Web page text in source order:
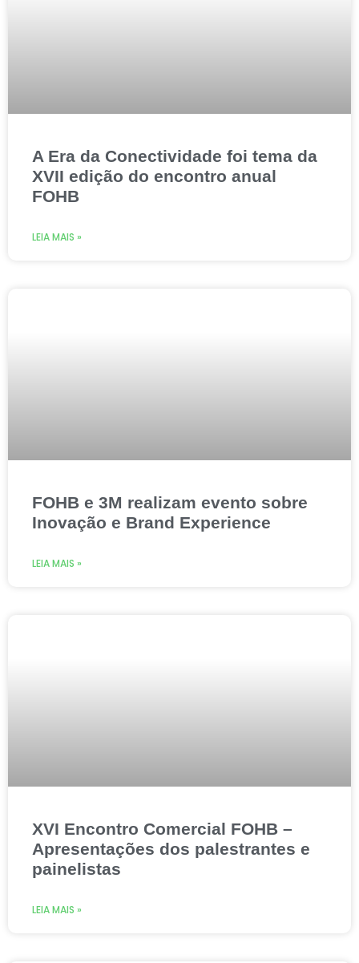
A Era da Conectividade foi tema da
XVII edição do encontro anual
FOHB
LEIA MAIS »
FOHB e 3M realizam evento sobre
Inovação e Brand Experience
LEIA MAIS »
XVI Encontro Comercial FOHB –
Apresentações dos palestrantes e
painelistas
LEIA MAIS »